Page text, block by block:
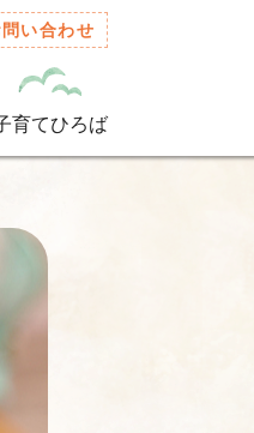
育てひろば
問い合わせ